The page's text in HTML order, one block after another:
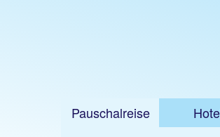
Pauschalreise